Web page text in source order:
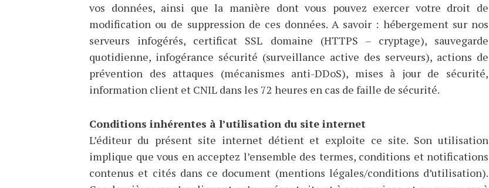
vos données, ainsi que la manière dont vous pouvez exercer votre droit de
modification ou de suppression de ces données. A savoir : hébergement sur nos
serveurs infogérés, certificat SSL domaine (HTTPS – cryptage), sauvegarde
quotidienne, infogérance sécurité (surveillance active des serveurs), actions de
prévention des attaques (mécanismes anti-DDoS), mises à jour de sécurité,
information client et CNIL dans les 72 heures en cas de faille de sécurité.
Conditions inhérentes à l’utilisation du site internet
L’éditeur du présent site internet détient et exploite ce site. Son utilisation
implique que vous en acceptez l’ensemble des termes, conditions et notifications
contenus et cités dans ce document (mentions légales/conditions d’utilisation).